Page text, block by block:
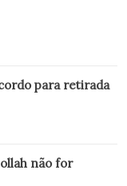
para retirada
não for